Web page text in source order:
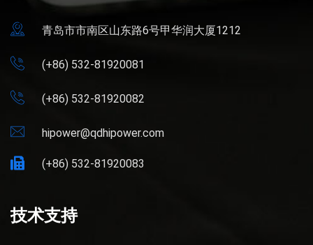
青岛市市南区山东路6号甲华润大厦1212
(+86) 532-81920081
(+86) 532-81920082
hipower@qdhipower.com
(+86) 532-81920083
技术支持